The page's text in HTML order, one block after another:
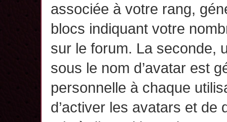
associée à votre rang,
blocs indiquant votre
sur le forum. La seconde,
sous le nom d’avatar est
personnelle à chaque
d’activer les avatars et de